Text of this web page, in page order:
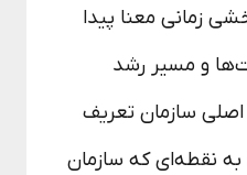
زمانی معنا پیدا
و مسیر رشد
اصلی سازمان تعریف
نقطه‌ای که سازمان